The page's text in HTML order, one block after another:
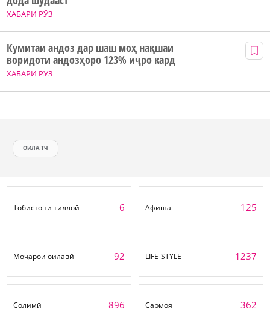
ХАБАРИ РӮЗ
ХАБАРИ РӮЗ
Кумитаи андоз дар шаш моҳ нақшаи
воридоти андозҳоро 123% иҷро кард
ОИЛА.ТЧ
Тобистони тиллоӣ 6 Афиша 125
Моҷарои оилавӣ 92 LIFE-STYLE 1237
Солимӣ 896 Сармоя 362